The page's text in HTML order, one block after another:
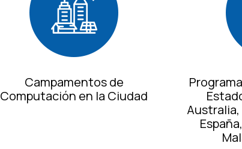
Campamentos de
Computación en la Ciudad
Australia,